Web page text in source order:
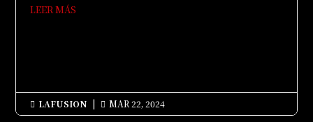
LEER MÁS
 LAFUSION |  MAR 22, 2024